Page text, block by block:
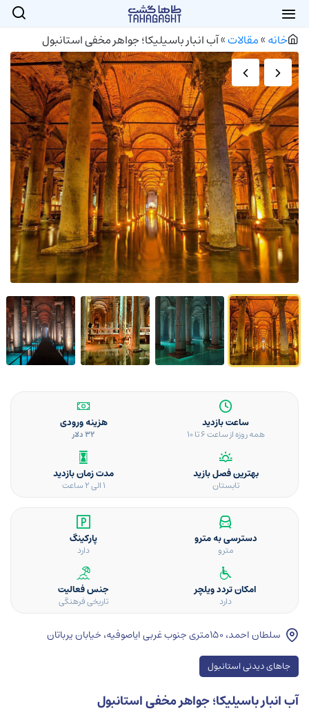
خانه»مقالات»آب انبار باسیلیکا؛ جواهر مخفی استانبول
ساعت بازدید
همه روزه از ساعت 6 تا 10
هزینه ورودی
32 دلار
بهترین فصل بازید
تابستان
مدت زمان بازدید
1 الی 2 ساعت
دسترسی به مترو
مترو
پارکینگ
دارد
امکان تردد ویلچر
دارد
جنس فعالیت
تاریخی فرهنگی
سلطان احمد، ۱۵۰متری جنوب غربی ایاصوفیه، خیابان یرباتان
جاهای دیدنی استانبول
آب انبار باسیلیکا؛ جواهر مخفی استانبول